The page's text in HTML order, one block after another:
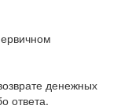
денежных
ответа.